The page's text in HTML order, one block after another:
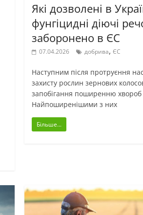
Які дозволені в
фунгіцидні діючі
заборонено в ЄС
07.04.2026 добрива,ЄС
Наступним після протруєння
захисту рослин зернових
запобігання поширенню хвороб
Найпоширенішими з них
Більше...